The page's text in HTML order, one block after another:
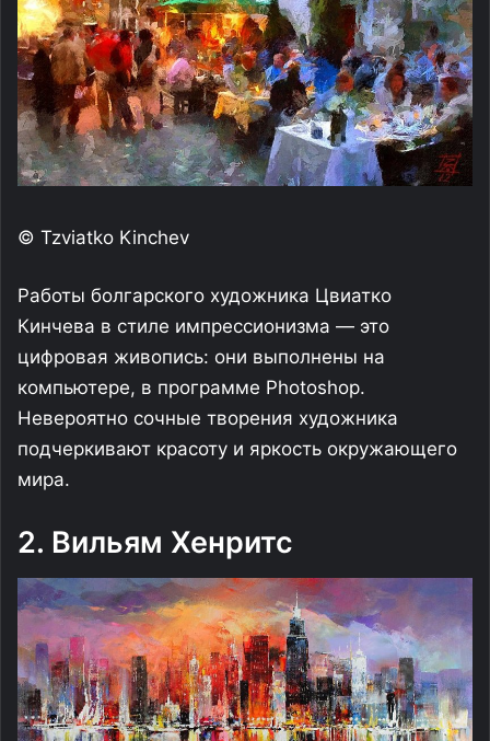
© Tzviatko Kinchev
Работы болгарского художника Цвиатко
Кинчева в стиле импрессионизма — это
цифровая живопись: они выполнены на
компьютере, в программе Photoshop.
Невероятно сочные творения художника
подчеркивают красоту и яркость окружающего
мира.
2. Вильям Хенритс